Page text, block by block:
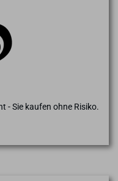
- Sie kaufen ohne Risiko.